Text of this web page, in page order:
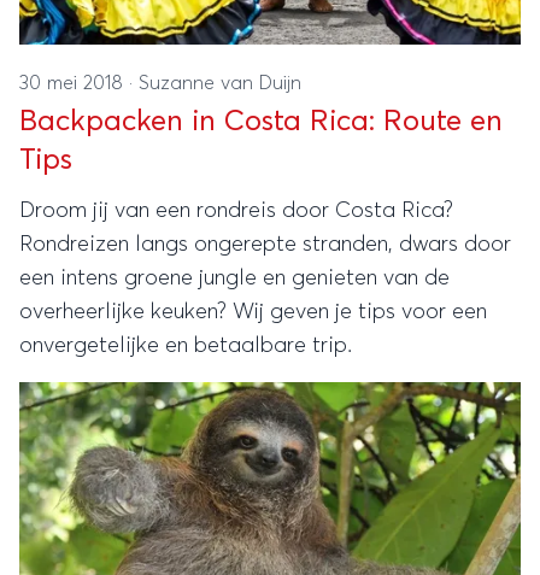
30 mei 2018 · Suzanne van Duijn
Backpacken in Costa Rica: Route en
Tips
Droom jij van een rondreis door Costa Rica?
Rondreizen langs ongerepte stranden, dwars door
een intens groene jungle en genieten van de
overheerlijke keuken? Wij geven je tips voor een
onvergetelijke en betaalbare trip.